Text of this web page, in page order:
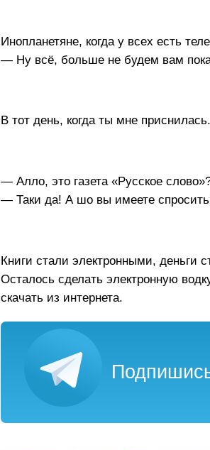
Инопланетяне, когда у всех есть
— Ну всё, больше не будем вам
В тот день, когда ты мне
— Алло, это газета «Русское
— Таки да! А шо вы имеете
Книги стали электронными, деньги
Осталось сделать электронную
скачать из интернета.